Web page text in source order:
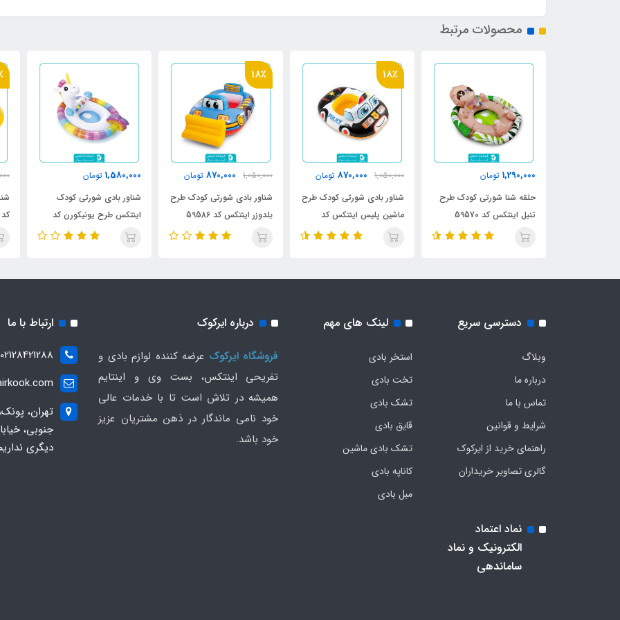
محصولات مرتبط
1,290,000 تومان
حلقه شنا شورتی کودک طرح
تنبل اینتکس کد 59570
18٪
1,050,000
870,000 تومان
شناور بادی شورتی کودک طرح
ماشین پلیس اینتکس کد
59586
18٪
1,050,000
870,000 تومان
شناور بادی شورتی کودک طرح
بلدوزر اینتکس کد 59586
1,580,000 تومان
شناور بادی شورتی کودک
اینتکس طرح یونیکورن کد
59570
کد 59574
دسترسی سریع
وبلاگ
درباره ما
تماس با ما
شرایط و قوانین
راهنمای خرید از ایرکوک
گالری تصاویر خریداران
لینک های مهم
استخر بادی
تخت بادی
تشک بادی
قایق بادی
تشک بادی ماشین
کاناپه بادی
مبل بادی
درباره ایرکوک
فروشگاه ایرکوک عرضه کننده لوازم بادی و
تفریحی اینتکس، بست وی و اینتایم
همیشه در تلاش است تا با خدمات عالی
خود نامی ماندگار در ذهن مشتریان عزیز
خود باشد.
ارتباط با ما
02128421288
تهران،
دیگری
نماد اعتماد
الکترونیک و نماد
ساماندهی